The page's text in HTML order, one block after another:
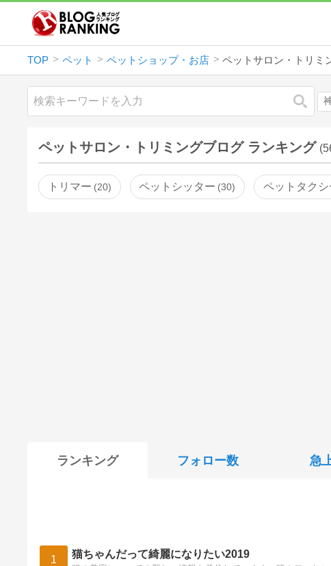
TOP ペット ペットショップ・お店 ペットサロン・トリミ
検索
ペットサロン・トリミングブログ ランキング
トリマー 20 ペットシッター 30 ペットタクシ
ランキング フォロー数 急
1 猫ちゃんだって綺麗になりたい2019